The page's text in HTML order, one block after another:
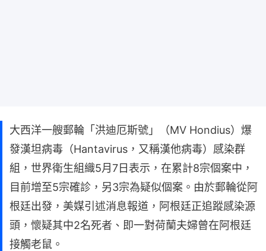
大西洋一艘郵輪「洪迪厄斯號」（MV Hondius）爆
發漢坦病毒（Hantavirus，又稱漢他病毒）感染群
組，世界衛生組織5月7日表示，在累計8宗個案中，
目前增至5宗確診，另3宗為疑似個案。由於郵輪從阿
根廷出發，美媒引述消息報道，阿根廷正追蹤感染源
頭，懷疑其中2名死者、即一對荷蘭夫婦曾在阿根廷
接觸老鼠。